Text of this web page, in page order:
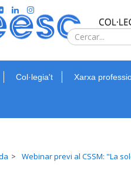
Col·legia't Xarxa
Webinar previ al CSSM: "La